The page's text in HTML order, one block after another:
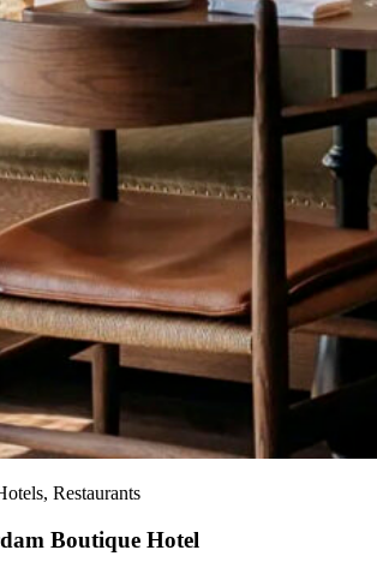
Restaurants
Boutique Hotel